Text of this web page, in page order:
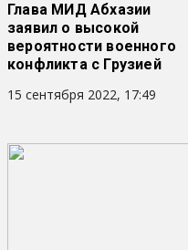
Глава МИД Абхазии
заявил о высокой
вероятности военного
конфликта с Грузией
15 сентября 2022, 17:49